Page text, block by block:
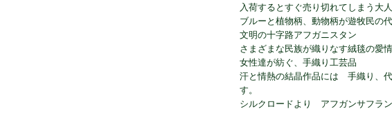
入荷するとすぐ売り切れてしまう大人
ブルーと植物柄、動物柄が遊牧民の
文明の十字路アフガニスタン
さまざまな民族が織りなす絨毯の愛情
女性達が紡ぐ、手織り工芸品
汗と情熱の結晶作品には 手織り、
す。
シルクロードより アフガンサフラ